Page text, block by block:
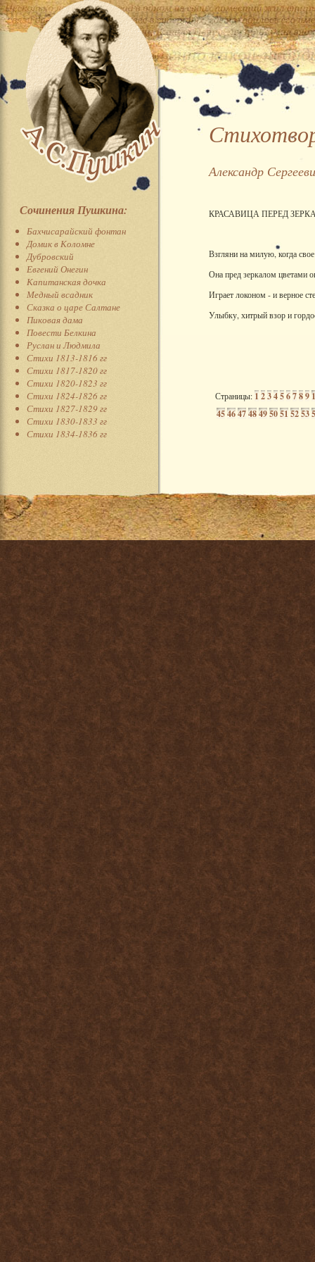
Сочинения Пушкина:
Бахчисарайский фонтан
Домик в Коломне
Дубровский
Евгений Онегин
Капитанская дочка
Медный всадник
Сказка о царе Салтане
Пиковая дама
Повести Белкина
Руслан и Людмила
Стихи 1813-1816 гг
Стихи 1817-1820 гг
Стихи 1820-1823 гг
Стихи 1824-1826 гг
Стихи 1827-1829 гг
Стихи 1830-1833 гг
Стихи 1834-1836 гг
Александр
КРАСАВИЦА ПЕРЕД
Взгляни на милую, когда
Она пред зеркалом цветами
Играет локоном - и верное
Улыбку, хитрый взор и
Страницы:1 23456789
454647484950515253